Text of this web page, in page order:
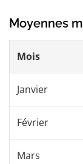
Moyennes
Mois
Janvier
Février
Mars